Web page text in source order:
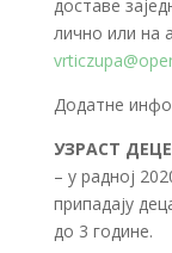
доставе
лично или на
Додатне
УЗРАСТ ДЕЦЕ
– у радној
припадају
до 3 године.